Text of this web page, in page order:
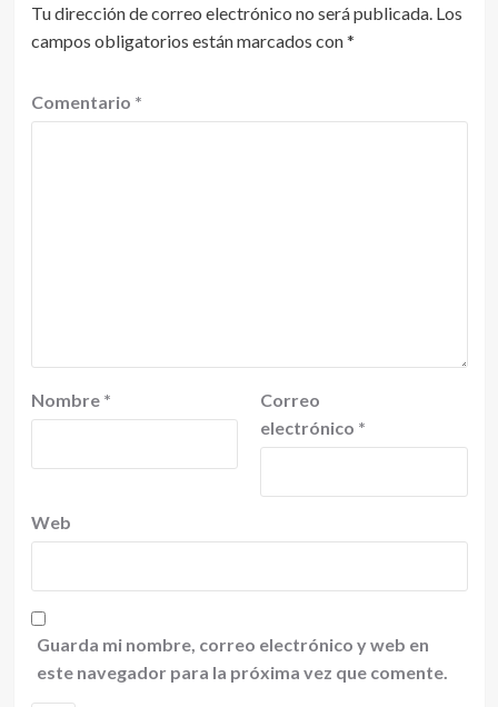
Tu dirección de correo electrónico no será publicada. Los
campos obligatorios están marcados con*
Comentario *
Nombre *
Correo
electrónico *
Web
Guarda mi nombre, correo electrónico y web en
este navegador para la próxima vez que comente.